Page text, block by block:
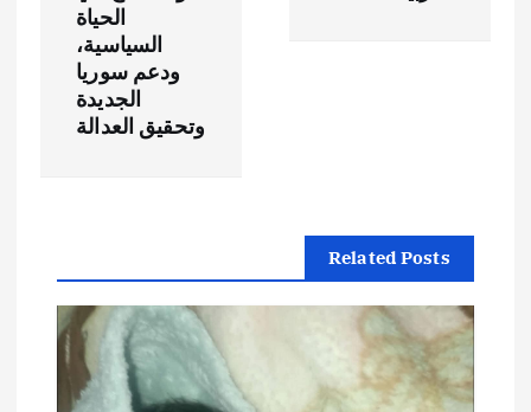
الحياة
السياسية،
ودعم سوريا
الجديدة
وتحقيق العدالة
Related Posts